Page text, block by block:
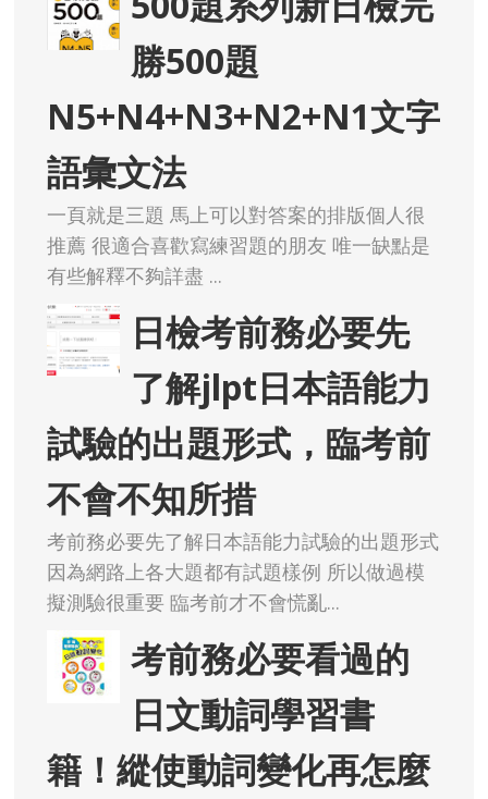
勝500題
N5+N4+N3+N2+N1文字
語彙文法
一頁就是三題 馬上可以對答案的排版個人很
推薦 很適合喜歡寫練習題的朋友 唯一缺點是
有些解釋不夠詳盡 ...
日檢考前務必要先
了解jlpt日本語能力
試驗的出題形式，臨考前
不會不知所措
考前務必要先了解日本語能力試驗的出題形式
因為網路上各大題都有試題樣例 所以做過模
擬測驗很重要 臨考前才不會慌亂...
考前務必要看過的
日文動詞學習書
籍！縱使動詞變化再怎麼